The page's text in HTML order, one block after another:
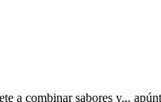
a combinar sabores y...